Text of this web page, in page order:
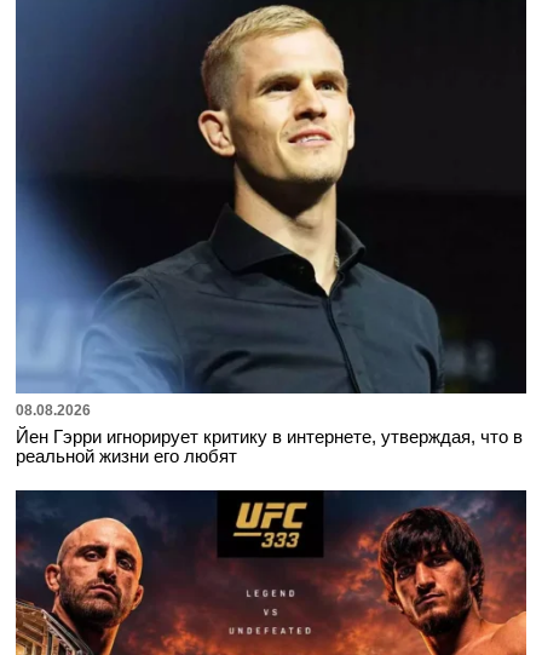
08.08.2026
Йен Гэрри игнорирует критику в интернете, утверждая, что в
реальной жизни его любят